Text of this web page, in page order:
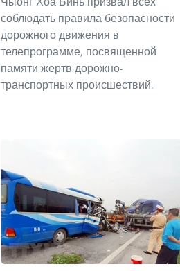
соблюдать правила безопасности
дорожного движения в
телепрограмме, посвященной
памяти жертв дорожно-
транспортных происшествий.